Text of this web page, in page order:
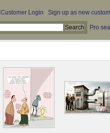
Customer Login Sign up as new
Pro